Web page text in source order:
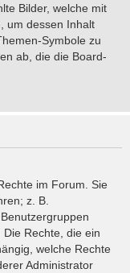
Bilder, welche mit
um dessen Inhalt
Symbole zu
ab, die die Board-
im Forum. Sie
z. B.
Rechte, die ein
welche Rechte
Administrator